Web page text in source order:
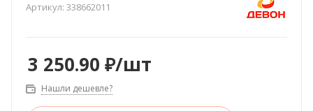
Артикул: 338662011
3 250.90 ₽/шт
Нашли дешевле?